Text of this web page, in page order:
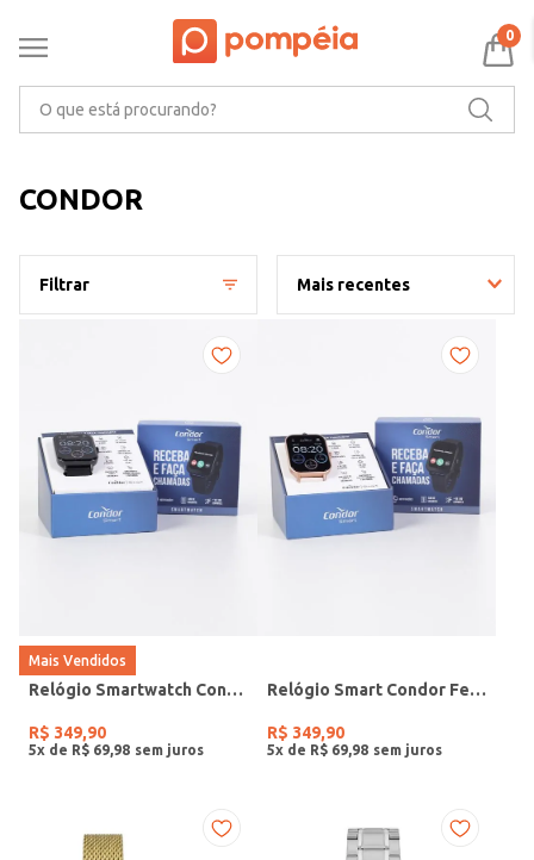
0
CONDOR
Filtrar Mais recentes
Mais Vendidos
Relógio Smartwatch Condor PRETO
R$ 349,90
5x de R$ 69 98
Relógio Smart Condor Feminino ROSE
R$ 349,90
5x de R$ 69 98